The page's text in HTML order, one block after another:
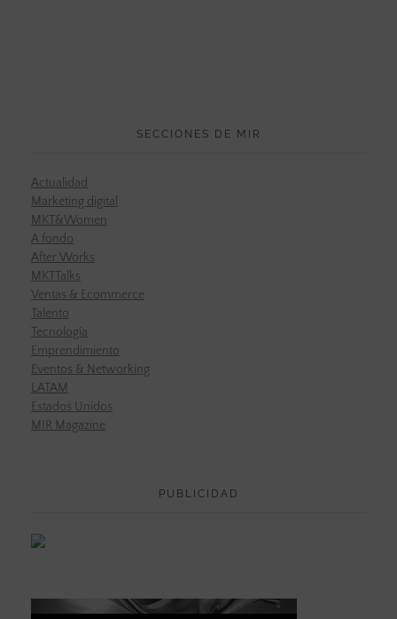
SECCIONES DE MIR
Actualidad
Marketing digital
MKT&Women
A fondo
After Works
MKTTalks
Ventas & Ecommerce
Talento
Tecnología
Emprendimiento
Eventos & Networking
LATAM
Estados Unidos
MIR Magazine
PUBLICIDAD